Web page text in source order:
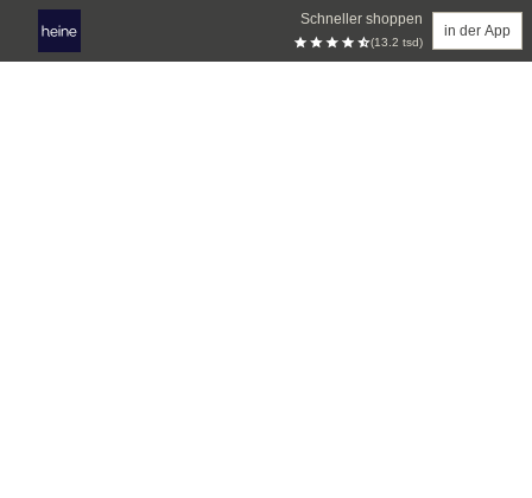
Schneller shoppen
(13.2 tsd)
in der App